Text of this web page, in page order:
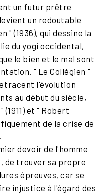
un futur prêtre
un redoutable
" (1936), qui dessine la
du yogi occidental,
le bien et le mal sont
" Le Collégien "
retracent l'évolution
au début du siècle,
et " Robert
de la crise de
devoir de l'homme
de trouver sa propre
épreuves, car se
injustice à l'égard des